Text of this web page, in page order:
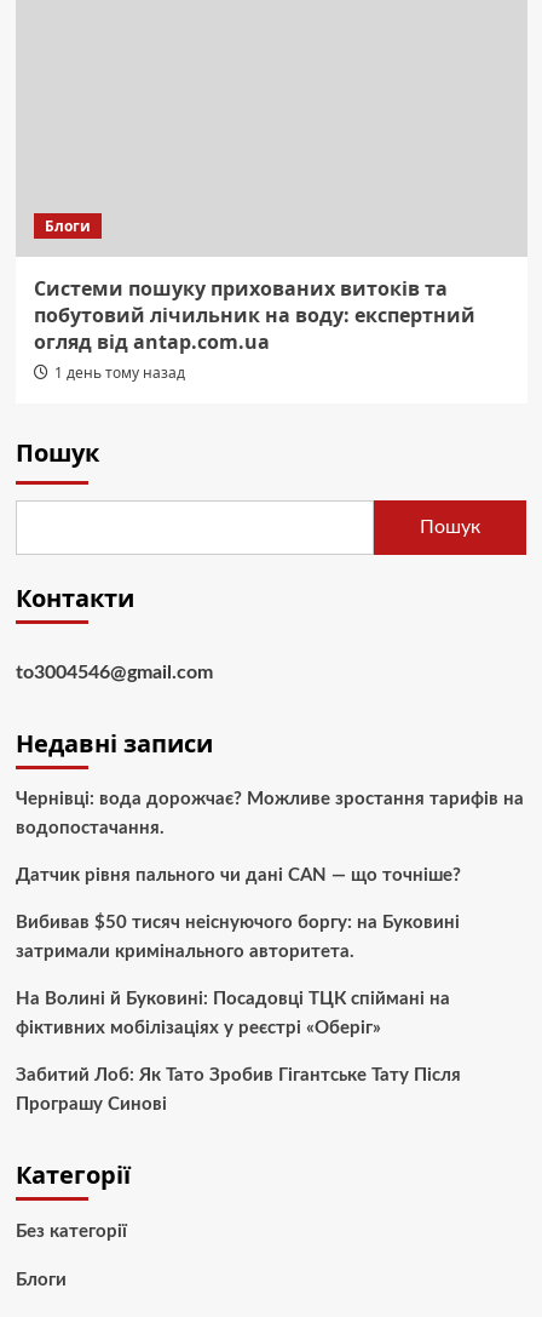
Блоги
Системи пошуку прихованих витоків та
побутовий лічильник на воду: експертний
огляд від antap.com.ua
1 день тому назад
Пошук
Пошук
Контакти
to3004546@gmail.com
Недавні записи
Чернівці: вода дорожчає? Можливе зростання тарифів на
водопостачання.
Датчик рівня пального чи дані CAN — що точніше?
Вибивав $50 тисяч неіснуючого боргу: на Буковині
затримали кримінального авторитета.
На Волині й Буковині: Посадовці ТЦК спіймані на
фіктивних мобілізаціях у реєстрі «Оберіг»
Забитий Лоб: Як Тато Зробив Гігантське Тату Після
Програшу Синові
Категорії
Без категорії
Блоги